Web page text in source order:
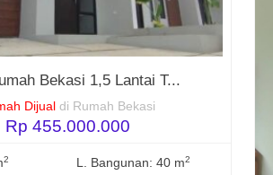
Bekasi 1,5 Lantai T...
Dijual di Rumah Bekasi
Rp 455.000.000
2 L. Bangunan: 40 m2